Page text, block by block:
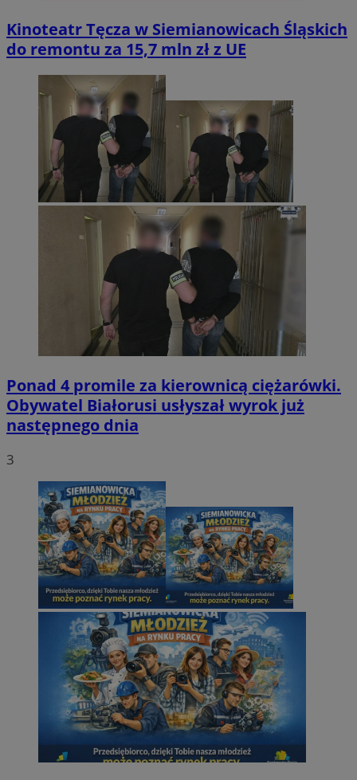
Kinoteatr Tęcza w Siemianowicach Śląskich
do remontu za 15,7 mln zł z UE
Ponad 4 promile za kierownicą ciężarówki.
Obywatel Białorusi usłyszał wyrok już
następnego dnia
3